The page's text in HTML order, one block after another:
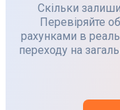
Скільки
Перевіряйте
рахунками в
переходу на